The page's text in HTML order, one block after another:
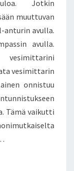
Jotkin
muuttuvan
avulla.
avulla.
vesimittarin
onnistuu
Tämä vaikutti